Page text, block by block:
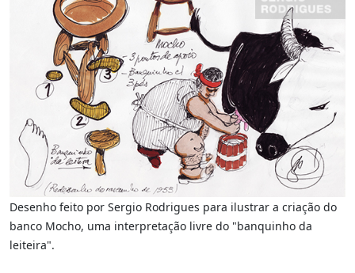
Desenho feito por Sergio Rodrigues para ilustrar a criação do
banco Mocho, uma interpretação livre do "banquinho da
leiteira".